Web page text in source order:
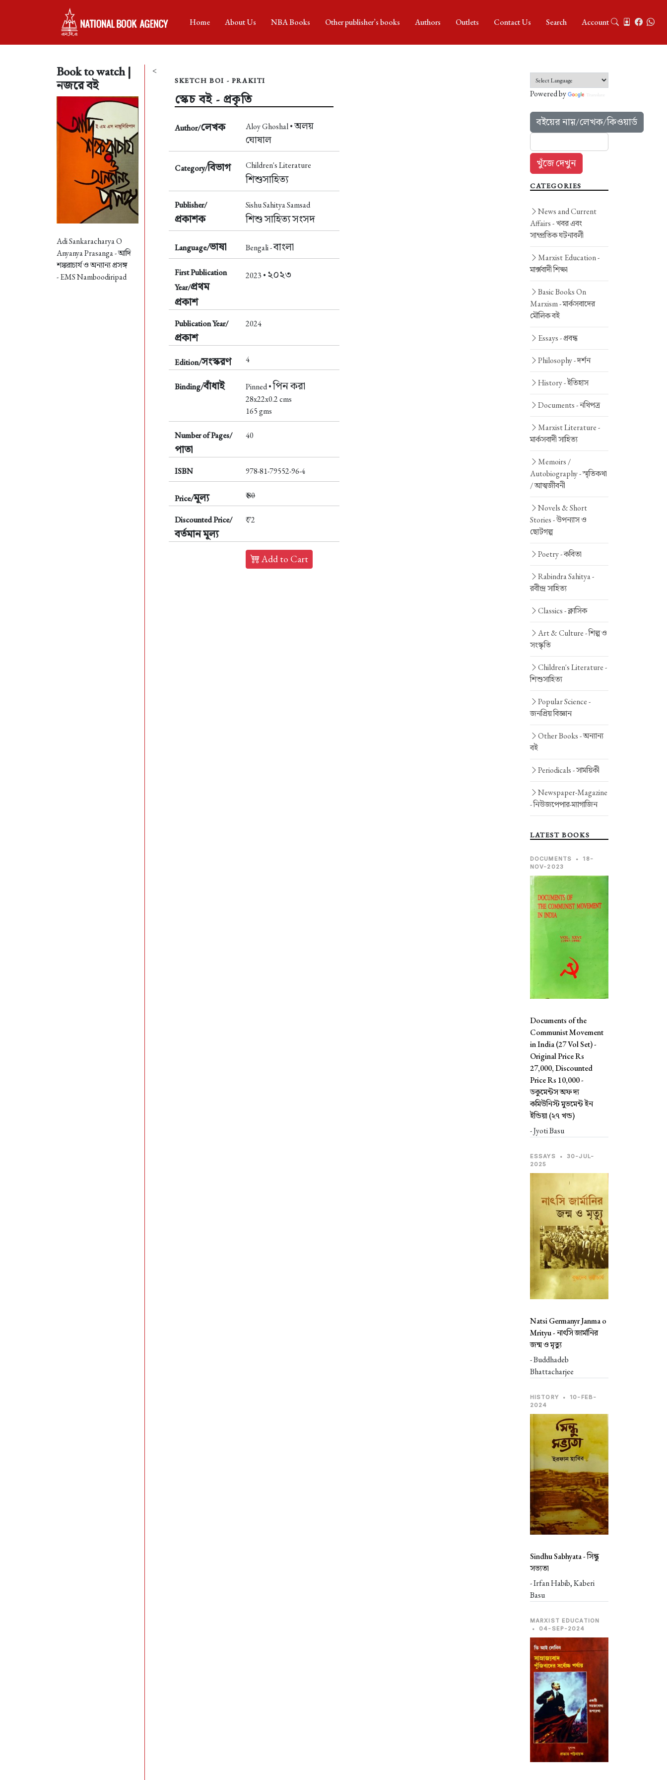
Home About Us NBA Books Other publisher’s books Authors Outlets Contact Us Search Account
Book to watch |
নজরে বই
Adi Sankaracharya O
Anyanya Prasanga -আদি
শঙ্করাচার্য ও অন্যান্য প্রসঙ্গ
- EMS Namboodiripad
<
SKETCH BOI - PRAKITI
স্কেচ বই - প্রকৃতি
Author/লেখক Aloy Ghoshal •অলয়
ঘোষাল
Category/বিভাগ Children's Literature
শিশুসাহিত্য
Publisher/
প্রকাশক
Sishu Sahitya Samsad
শিশু সাহিত্য সংসদ
Language/ভাষা Bengali -বাংলা
First Publication
Year/প্রথম
প্রকাশ
2023 • ২০২৩
Publication Year/
প্রকাশ
2024
Edition/সংস্করণ 4
Binding/বাঁধাই Pinned •পিন করা
28x22x0.2 cms
165 gms
Number of Pages/
পাতা
40
ISBN 978-81-79552-96-4
Price/মূল্য ₹80
Discounted Price/
বর্তমান মূল্য
₹ 72
Add to Cart
Powered by Translate
বইয়ের নাম়/লেখক/কিওয়ার্ড
CATEGORIES
News and Current
Affairs -খবর এবং
সাম্প্রতিক ঘটনাবলী
Marxist Education -
মার্ক্সবাদী শিক্ষা
Basic Books On
Marxism -মার্কসবাদের
মৌলিক বই
Essays -প্রবন্ধ
Philosophy -দর্শন
History -ইতিহাস
Documents -নথিপত্র
Marxist Literature -
মার্কসবাদী সাহিত্য
Memoirs /
Autobiography -স্মৃতিকথা
/ আত্মজীবনী
Novels & Short
Stories -উপন্যাস ও
ছোটগল্প
Poetry -কবিতা
Rabindra Sahitya -
রবীন্দ্র সাহিত্য
Classics -ক্লাসিক
Art & Culture -শিল্প ও
সংস্কৃতি
Children's Literature -
শিশুসাহিত্য
Popular Science -
জনপ্রিয় বিজ্ঞান
Other Books -অন্যান্য
বই
Periodicals -সাময়িকী
Newspaper-Magazine
-নিউজপেপার-ম্যাগাজিন
LATEST BOOKS
DOCUMENTS •
18-
NOV-2023
Documents of the
Communist Movement
in India (27 Vol Set) -
Original Price Rs
27,000, Discounted
Price Rs 10,000 -
ডকুমেন্টস অফ দ্য
কমিউনিস্ট মুভমেন্ট ইন
ইন্ডিয়া (২৭ খন্ড)
- Jyoti Basu
ESSAYS •
30-JUL-
2025
Natsi Germanyr Janma o
Mrityu -নাৎসি জার্মানির
জন্ম ও মৃত্যু
- Buddhadeb
Bhattacharjee
HISTORY •
10-FEB-
2024
Sindhu Sabhyata -সিন্ধু
সভ্যতা
- Irfan Habib, Kaberi
Basu
MARXIST EDUCATION
•
04-SEP-2024